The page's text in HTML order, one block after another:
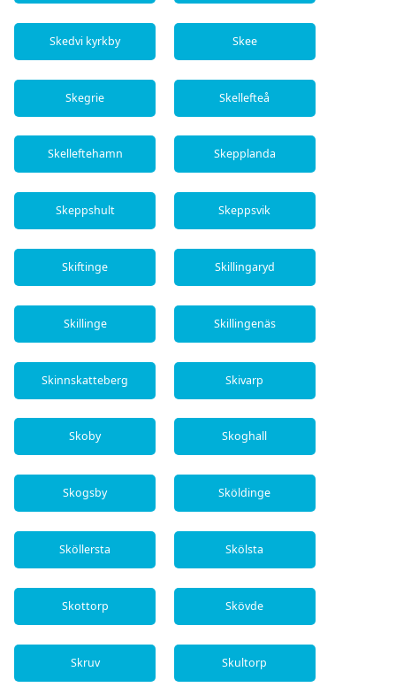
Skedvi kyrkby Skee
Skegrie Skellefteå
Skelleftehamn Skepplanda
Skeppshult Skeppsvik
Skiftinge Skillingaryd
Skillinge Skillingenäs
Skinnskatteberg Skivarp
Skoby Skoghall
Skogsby Sköldinge
Sköllersta Skölsta
Skottorp Skövde
Skruv Skultorp